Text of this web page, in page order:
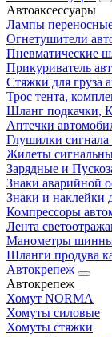
Автоаксессуары
Лампы
Огнетушители
Пневматические
Прикуриватель
Стяжки для груза
Трос тента,
Шланг подкачки,
Аптечки
Глушилки сигнала
Жилеты
Зарядные и
Знаки аварийной
Знаки и наклейки
Компрессоры
Лента
Манометры
Шланги продува
Автокрепеж
Автокрепеж
Хомут NORMA
Хомуты силовые
Хомуты стяжки